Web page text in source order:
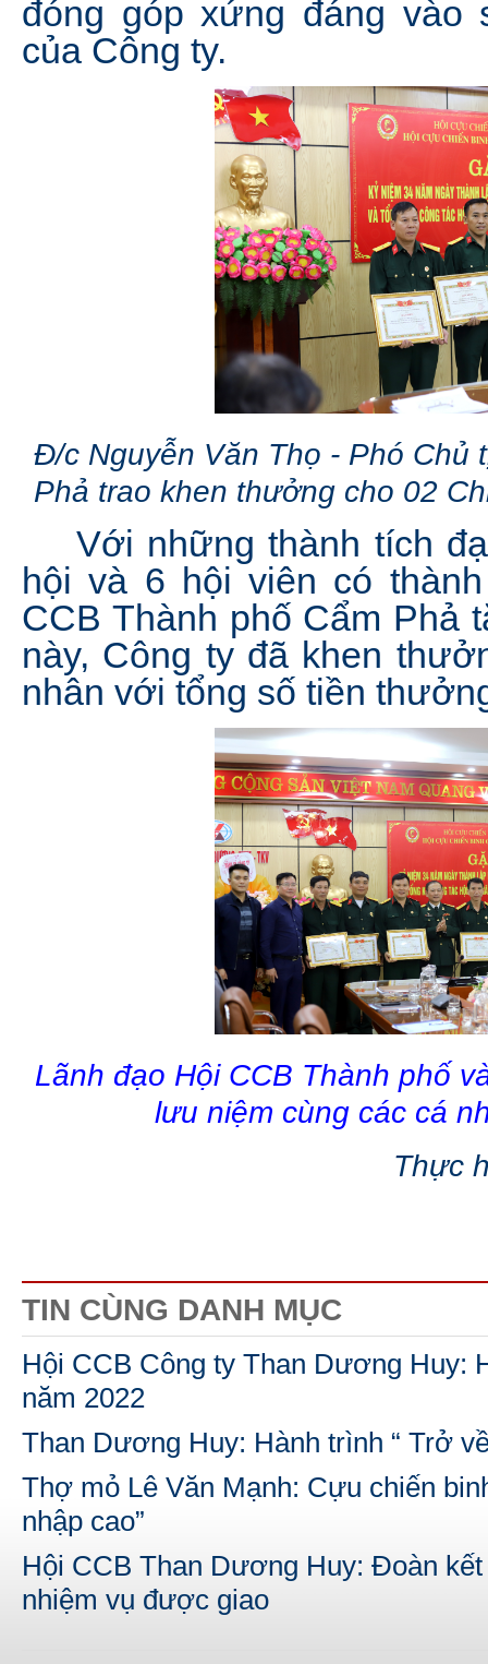
đóng góp xứng đáng vào
của Công ty.
Đ/c Nguyễn Văn Thọ - Phó Chủ
Phả trao khen thưởng cho 02
Với những thành tích
hội và 6 hội viên có
CCB Thành phố Cẩm Phả
này, Công ty đã khen
nhân với tổng số tiền
Lãnh đạo Hội CCB Thành phố
lưu niệm cùng các cá
Thực
TIN CÙNG DANH MỤC
Hội CCB Công ty Than Dương Huy:
năm 2022
Than Dương Huy: Hành trình “ Trở
Thợ mỏ Lê Văn Mạnh: Cựu chiến
nhập cao”
Hội CCB Than Dương Huy: Đoàn
nhiệm vụ được giao